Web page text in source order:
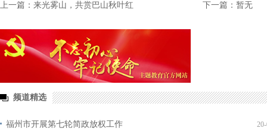
上一篇：来光雾山，共赏巴山秋叶红 下一篇：暂无
频道精选
福州市开展第七轮简政放权工作